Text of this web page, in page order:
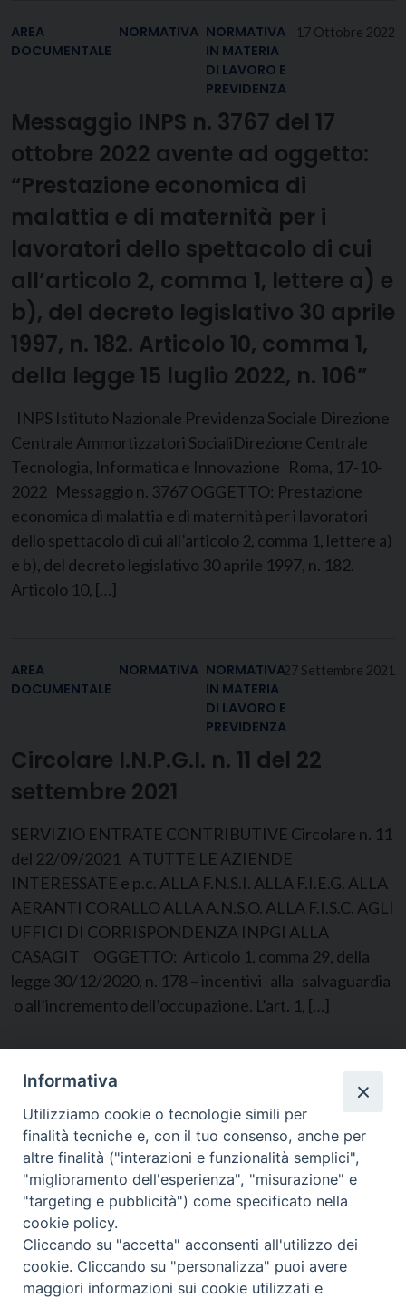
17 Ottobre 2022
AREA
DOCUMENTALE
NORMATIVA NORMATIVA
IN MATERIA
DI LAVORO E
PREVIDENZA
Messaggio INPS n. 3767 del 17
ottobre 2022 avente ad oggetto:
“Prestazione economica di
malattia e di maternità per i
lavoratori dello spettacolo di cui
all’articolo 2, comma 1, lettere a) e
b), del decreto legislativo 30 aprile
1997, n. 182. Articolo 10, comma 1,
della legge 15 luglio 2022, n. 106”
INPS Istituto Nazionale Previdenza Sociale Direzione
Centrale Ammortizzatori SocialiDirezione Centrale
Tecnologia, Informatica e Innovazione Roma, 17-10-
2022 Messaggio n. 3767 OGGETTO: Prestazione
economica di malattia e di maternità per i lavoratori
dello spettacolo di cui all’articolo 2, comma 1, lettere a)
e b), del decreto legislativo 30 aprile 1997, n. 182.
Articolo 10, […]
27 Settembre 2021
AREA
DOCUMENTALE
NORMATIVA NORMATIVA
IN MATERIA
DI LAVORO E
PREVIDENZA
Circolare I.N.P.G.I. n. 11 del 22
settembre 2021
SERVIZIO ENTRATE CONTRIBUTIVE Circolare n. 11
del 22/09/2021 A TUTTE LE AZIENDE
INTERESSATE e p.c. ALLA F.N.S.I. ALLA F.I.E.G. ALLA
AERANTI CORALLO ALLA A.N.S.O. ALLA F.I.S.C. AGLI
UFFICI DI CORRISPONDENZA INPGI ALLA
CASAGIT OGGETTO: Articolo 1, comma 29, della
legge 30/12/2020, n. 178 – incentivi alla salvaguardia
o all’incremento dell’occupazione. L’art. 1, […]
Pagine: 1
CONTATTI
Informativa
Utilizziamo cookie o tecnologie simili per
finalità tecniche e, con il tuo consenso, anche per
altre finalità ("interazioni e funzionalità semplici",
"miglioramento dell'esperienza", "misurazione" e
"targeting e pubblicità") come specificato nella
cookie policy.
Cliccando su "accetta" acconsenti all'utilizzo dei
cookie. Cliccando su "personalizza" puoi avere
maggiori informazioni sui cookie utilizzati e